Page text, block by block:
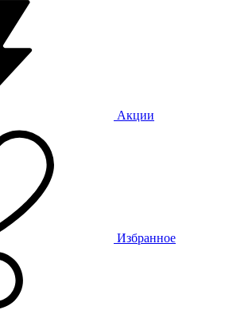
Акции
Избранное